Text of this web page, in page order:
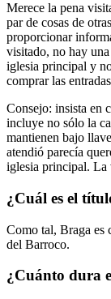
Merece la pena
par de cosas de
proporcionar
visitado, no hay
iglesia principal y
comprar las
Consejo: insista en
incluye no sólo la
mantienen bajo
atendió parecía
iglesia principal. La
¿Cuál es el
Como tal, Braga es
del Barroco.
¿Cuánto dura